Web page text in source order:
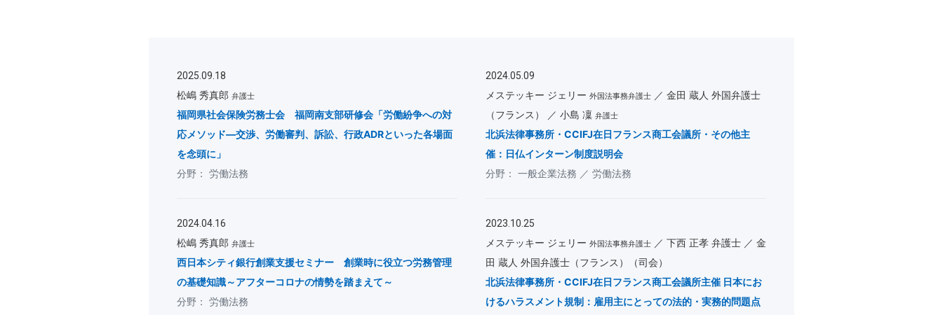
2025.09.18
松嶋 秀真郎 弁護士
福岡県社会保険労務士会 福岡南支部研修会「労働紛争への対
応メソッド―交渉、労働審判、訴訟、行政ADRといった各場面
を念頭に」
労働法務
2024.05.09
メステッキー ジェリー 外国法事務弁護士
金田 蔵人 外国弁護士
（フランス）
小島 凜 弁護士
北浜法律事務所・CCIFJ在日フランス商工会議所・その他主
催：日仏インターン制度説明会
一般企業法務
労働法務
2024.04.16
松嶋 秀真郎 弁護士
西日本シティ銀行創業支援セミナー 創業時に役立つ労務管理
の基礎知識～アフターコロナの情勢を踏まえて～
労働法務
2023.10.25
メステッキー ジェリー 外国法事務弁護士 下西 正孝 弁護士
金
田 蔵人 外国弁護士（フランス）（司会）
北浜法律事務所・CCIFJ在日フランス商工会議所主催 日本にお
けるハラスメント規制：雇用主にとっての法的・実務的問題点